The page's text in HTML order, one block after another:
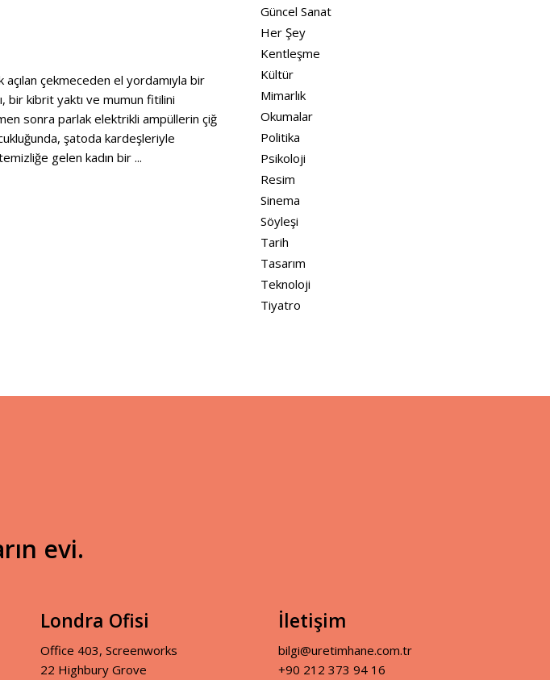
çekmeceden el yordamıyla bir
bir kibrit yaktı ve mumun fitilini
sonra parlak elektrikli ampüllerin çiğ
şatoda kardeşleriyle
gelen kadın bir
Güncel Sanat
Her Şey
Kentleşme
Kültür
Mimarlık
Okumalar
Politika
Psikoloji
Resim
Sinema
Söyleşi
Tarih
Tasarım
Teknoloji
Tiyatro
evi.
Londra Ofisi
Office 403, Screenworks
22 Highbury Grove
İletişim
bilgi@uretimhane.com.tr
+90 212 373 94 16